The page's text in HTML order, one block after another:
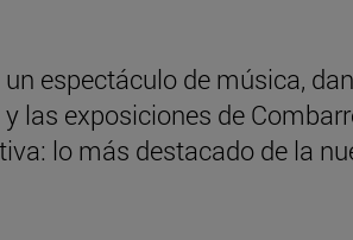
un espectáculo de música,
las exposiciones de
lo más destacado de la